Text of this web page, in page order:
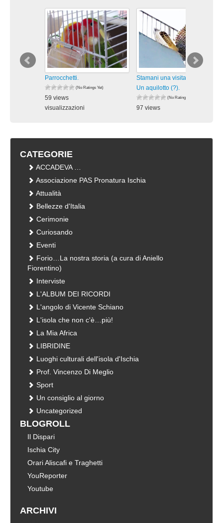
Parrocchetti.
(No Ratings Yet)
59 views
visualizzazioni
Stamani una visita inaspettata:
Un aquilotto (?).
(No Ratings Yet)
97 views
CATEGORIE
ACCADEVA …
Associazione PAS Pronatura Ischia
Attualità
Bellezze d'Italia
Cerimonie
Curiosando
Eventi
Forio…La nostra storia (a cura di Aniello
Fiorentino)
Interviste
L'ALBUM DEI RICORDI
L'angolo di Vicente Schiano
L'isola che non c'è…più!
La Mia Africa
LIBRIDINE
Luoghi culturali dell'isola d'Ischia
Prof. Vincenzo Di Meglio
Sport
Un consiglio al giorno
Uncategorized
BLOGROLL
Il Dispari
Ischia City
Orari Aliscafi e Traghetti
YouReporter
Youtube
ARCHIVI